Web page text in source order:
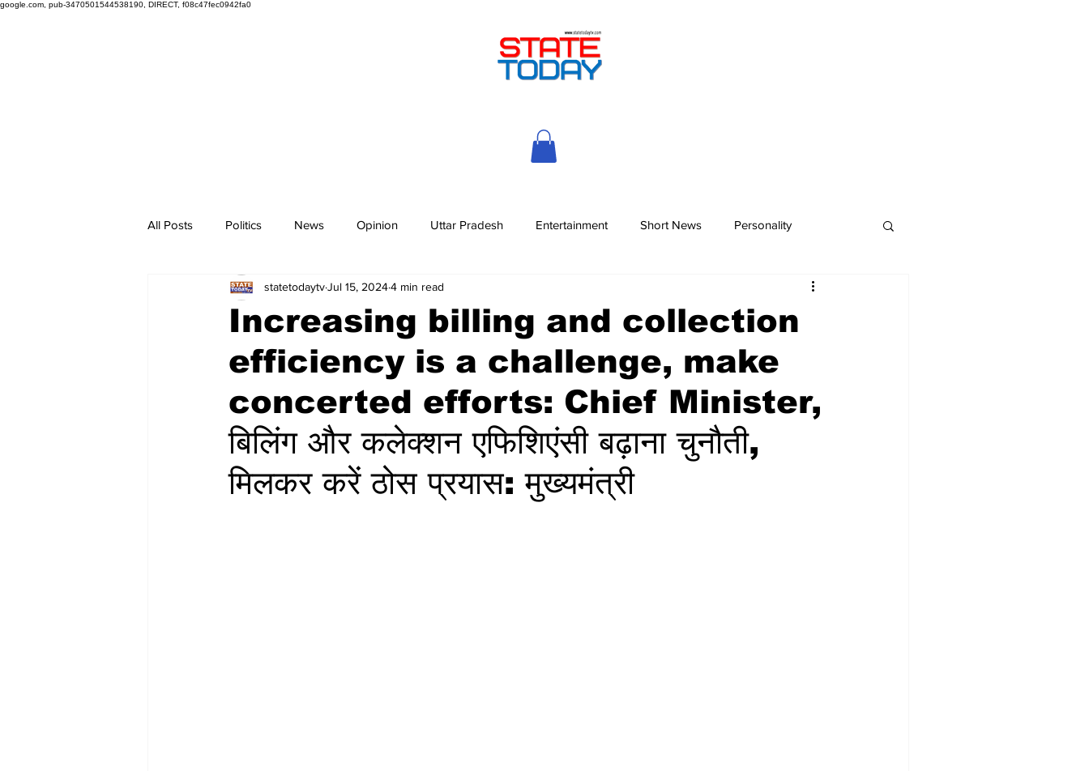
google.com, pub-3470501544538190, DIRECT, f08c47fec0942fa0
All Posts Politics News Opinion Uttar Pradesh Entertainment Short News Personality
Increasing billing and collection
efficiency is a challenge, make
concerted efforts: Chief Minister,
बिलिंग और कलेक्शन एफिशिएंसी बढ़ाना चुनौती,
मिलकर करें ठोस प्रयास: मुख्यमंत्री
statetodaytvJul 15, 20244 min read